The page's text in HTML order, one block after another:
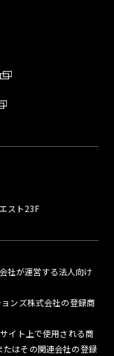
スト23F
社が運営する法人向け
ンズ株式会社の登録商
イト上で使用される商
はその関連会社の登録